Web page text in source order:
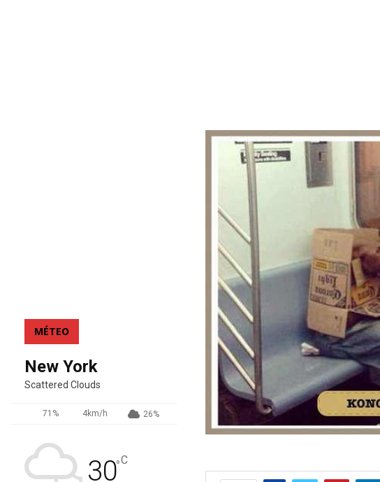
MÉTEO
New York
Scattered Clouds
71% 4km/h 26%
30°C